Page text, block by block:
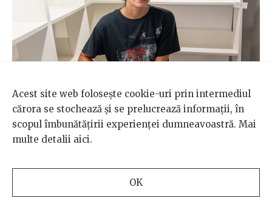
Giuliaeste din Milano și în 2019, imediat după liceu,
Acest site web folosește cookie-uri prin intermediul
cărora se stochează și se prelucrează informații, în
scopul îmbunătățirii experienței dumneavoastră. Mai
multe detalii aici.
OK